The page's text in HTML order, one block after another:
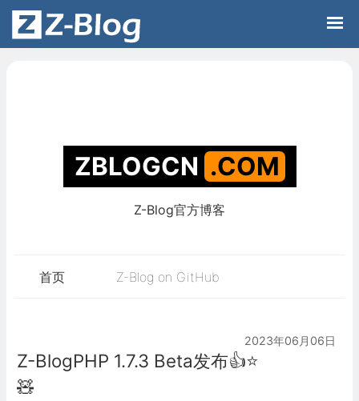
Z-Blog官方博客
首页 Z-Blog on GitHub
2023年06月06日
Z-BlogPHP 1.7.3 Beta发布👍⭐️
🧸